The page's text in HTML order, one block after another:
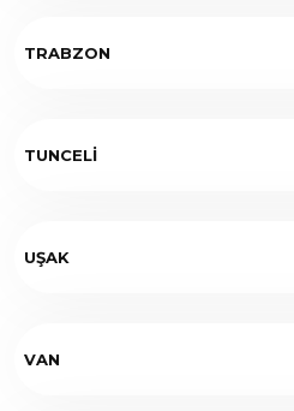
TRABZON
TUNCELİ
UŞAK
VAN